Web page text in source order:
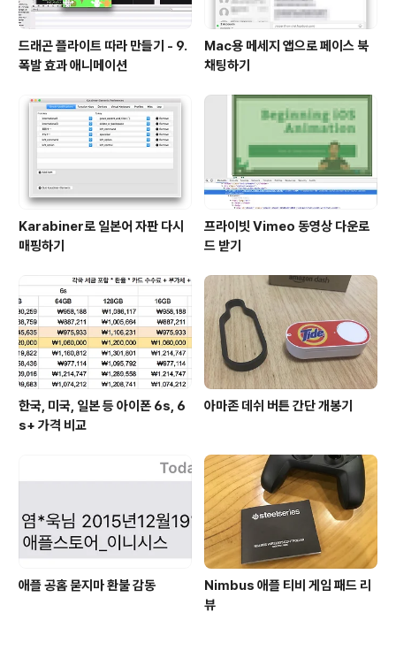
드래곤 플라이트 따라 만들기 - 9.
폭발 효과 애니메이션
Mac용 메세지 앱으로 페이스 북
채팅하기
Karabiner로 일본어 자판 다시
매핑하기
프라이빗 Vimeo 동영상 다운로
드 받기
한국, 미국, 일본 등 아이폰 6s, 6
s+ 가격 비교
아마존 데쉬 버튼 간단 개봉기
애플 공홈 묻지마 환불 감동
Nimbus 애플 티비 게임 패드 리
뷰